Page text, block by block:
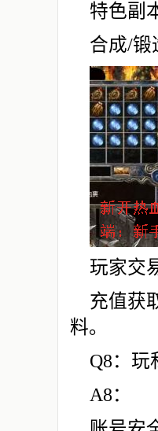
特色副
合成/锻
玩家交
充值获
料。
Q8：玩
A8：